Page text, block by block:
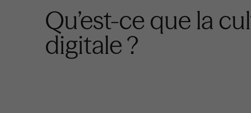
Qu’est-ce que la
digitale ?